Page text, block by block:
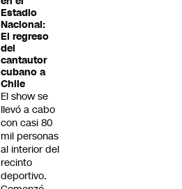
Estadio
Nacional:
El regreso
del
cantautor
cubano a
Chile
El show se
llevó a cabo
con casi 80
mil personas
al interior del
recinto
deportivo.